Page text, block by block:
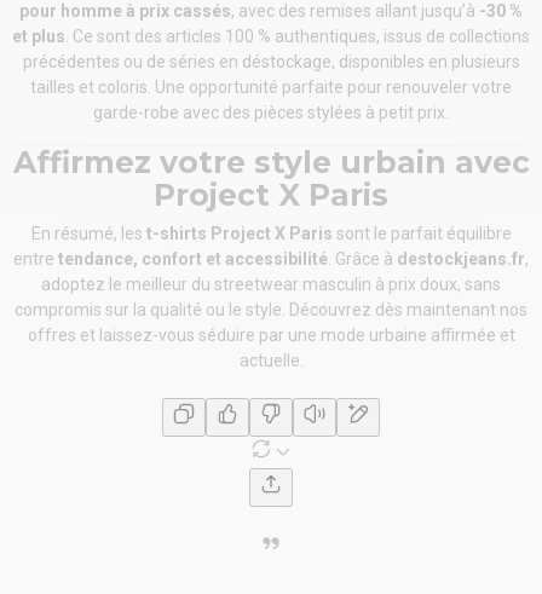
pour homme à prix cassés, avec des remises allant jusqu’à -30 %
et plus . Ce sont des articles 100 % authentiques, issus de collections
précédentes ou de séries en déstockage, disponibles en plusieurs
tailles et coloris. Une opportunité parfaite pour renouveler votre
garde-robe avec des pièces stylées à petit prix.
Affirmez votre style urbain avec
Project X Paris
En résumé, les t-shirts Project X Paris sont le parfait équilibre
entre tendance, confort et accessibilité . Grâce à destockjeans.fr,
adoptez le meilleur du streetwear masculin à prix doux, sans
compromis sur la qualité ou le style. Découvrez dès maintenant nos
offres et laissez-vous séduire par une mode urbaine affirmée et
actuelle.